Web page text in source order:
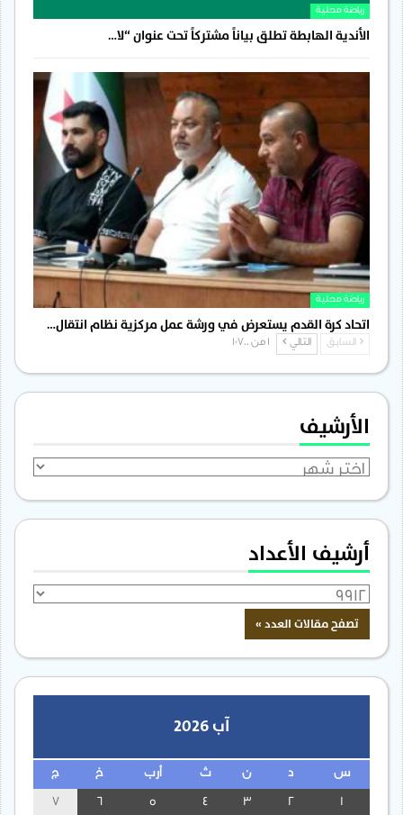
رياضة محلية
الأندية الهابطة تطلق بياناً مشتركاً تحت عنوان “لا…
رياضة محلية
اتحاد كرة القدم يستعرض في ورشة عمل مركزية نظام انتقال…
السابق التالي
الأرشيف
الأرشيف
أرشيف الأعداد
آب 2026
س ن ث أرب خ ج
3